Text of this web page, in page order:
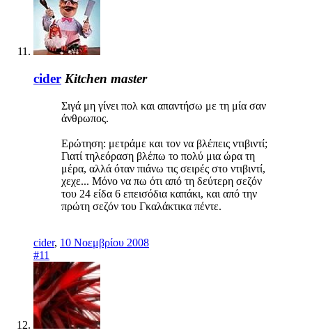
cider Kitchen master
Σιγά μη γίνει πολ και απαντήσω με τη μία σαν
άνθρωπος.
Ερώτηση: μετράμε και τον να βλέπεις ντιβιντί;
Γιατί τηλεόραση βλέπω το πολύ μια ώρα τη
μέρα, αλλά όταν πιάνω τις σειρές στο ντιβιντί,
χεχε... Μόνο να πω ότι από τη δεύτερη σεζόν
του 24 είδα 6 επεισόδια καπάκι, και από την
πρώτη σεζόν του Γκαλάκτικα πέντε.
cider, 10 Νοεμβρίου 2008
#11